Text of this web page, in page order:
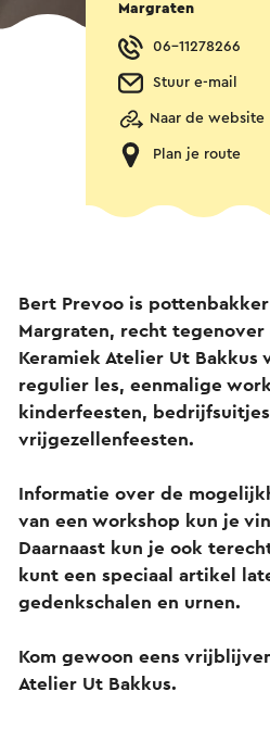
Margraten
06-11278266
Stuur e-mail
Naar de website
Plan je route
Bert Prevoo is
Margraten, recht
Keramiek Atelier Ut Bakkus
regulier les, eenmalige
kinderfeesten,
vrijgezellenfeesten.
Informatie over de
van een workshop kun je
Daarnaast kun je ook
kunt een speciaal artikel
gedenkschalen en urnen.
Kom gewoon eens
Atelier Ut Bakkus.